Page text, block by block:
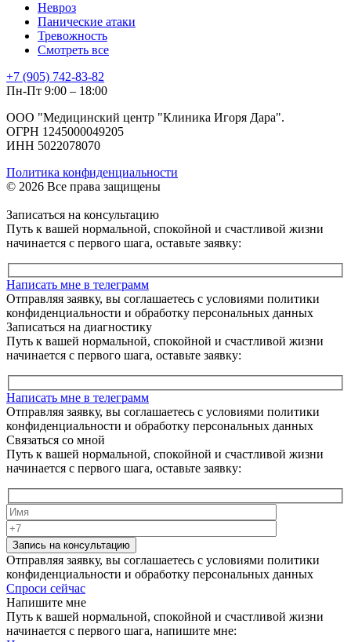
Невроз
Панические атаки
Тревожность
Смотреть все
+7 (905) 742-83-82
Пн-Пт 9:00 – 18:00
ООО "Медицинский центр "Клиника Игоря Дара".
ОГРН 1245000049205
ИНН 5022078070
Политика конфиденциальности
© 2026 Все права защищены
Записаться на консультацию
Путь к вашей нормальной, спокойной и счастливой жизни
начинается с первого шага, оставьте заявку:
Написать мне в телеграмм
Отправляя заявку, вы соглашаетесь с условиями политики
конфиденциальности и обработку персональных данных
Записаться на диагностику
Путь к вашей нормальной, спокойной и счастливой жизни
начинается с первого шага, оставьте заявку:
Написать мне в телеграмм
Отправляя заявку, вы соглашаетесь с условиями политики
конфиденциальности и обработку персональных данных
Связаться со мной
Путь к вашей нормальной, спокойной и счастливой жизни
начинается с первого шага, оставьте заявку:
Запись на консультацию
Отправляя заявку, вы соглашаетесь с условиями политики
конфиденциальности и обработку персональных данных
Спроси сейчас
Напишите мне
Путь к вашей нормальной, спокойной и счастливой жизни
начинается с первого шага, напишите мне: